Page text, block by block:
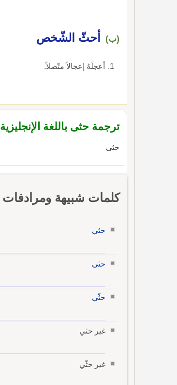
(ب) أحثّ الشّخص
أعجلَهُ إعجالاً متّصلاً.
ترجمة حثى باللغة الإنجليزية
حثى
كلمات شبيهة ومرادفات
حثي
حثى
حثّي
غير حثي
غير حثّي